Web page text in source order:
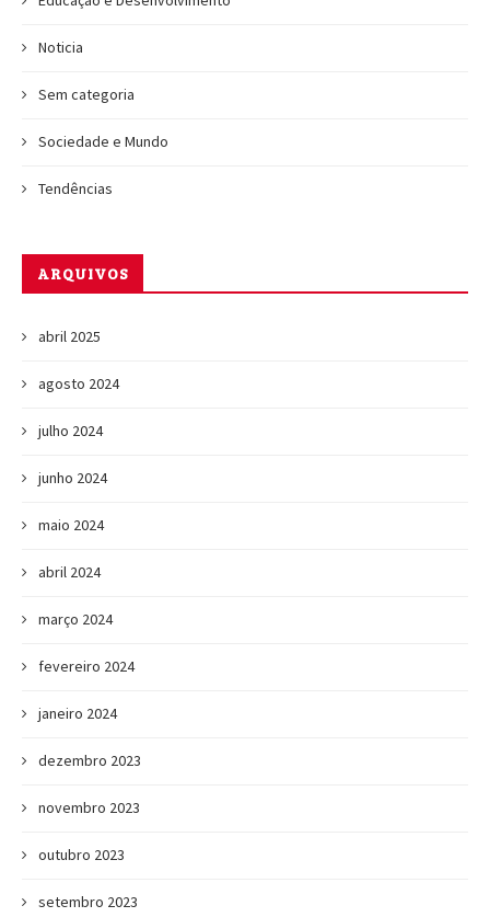
Noticia
Sem categoria
Sociedade e Mundo
Tendências
ARQUIVOS
abril 2025
agosto 2024
julho 2024
junho 2024
maio 2024
abril 2024
março 2024
fevereiro 2024
janeiro 2024
dezembro 2023
novembro 2023
outubro 2023
setembro 2023